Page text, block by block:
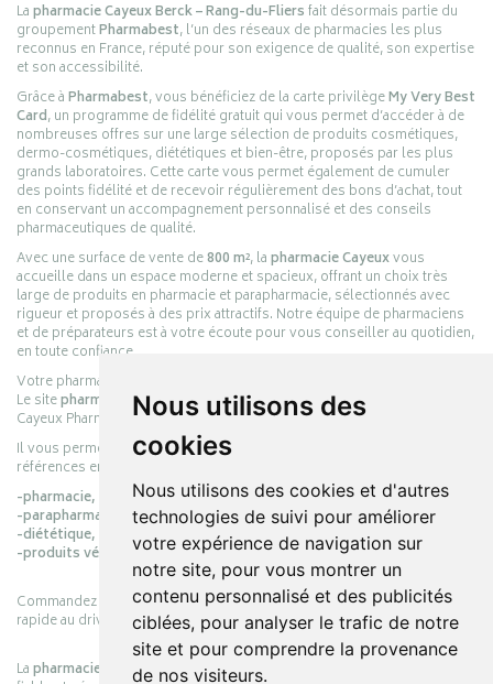
Nous utilisons des
cookies
Nous utilisons des cookies et d'autres
technologies de suivi pour améliorer
votre expérience de navigation sur
notre site, pour vous montrer un
contenu personnalisé et des publicités
ciblées, pour analyser le trafic de notre
site et pour comprendre la provenance
de nos visiteurs.
Lapharmacie Cayeux Berck – Rang-du-Fliersfait désormais partie du
groupementPharmabest, l’un des réseaux de pharmacies les plus
reconnus en France, réputé pour son exigence de qualité, son expertise
et son accessibilité.
Grâce àPharmabest, vous bénéficiez de la carte privilègeMy Very Best
Card, un programme de fidélité gratuit qui vous permet d’accéder à de
nombreuses offres sur une large sélection de produits cosmétiques,
dermo-cosmétiques, diététiques et bien-être, proposés par les plus
grands laboratoires. Cette carte vous permet également de cumuler
des points fidélité et de recevoir régulièrement des bons d’achat, tout
en conservant un accompagnement personnalisé et des conseils
pharmaceutiques de qualité.
Avec une surface de vente de800 m², lapharmacie Cayeuxvous
accueille dans un espace moderne et spacieux, offrant un choix très
large de produits en pharmacie et parapharmacie, sélectionnés avec
rigueur et proposés à des prix attractifs. Notre équipe de pharmaciens
et de préparateurs est à votre écoute pour vous conseiller au quotidien,
en toute confiance.
Votre pharmacie en ligne :
Le sitepharmacie-cayeux.frest le prolongement digital de la pharmacie
Cayeux Pharmabest Berck-sur-Mer – Rang-du-Fliers.
Il vous permet de réaliser vos achats en ligne parmi des milliers de
références en :
-pharmacie,
-parapharmacie,
-diététique,
-produits vétérinaires.
Commandez simplement vos produits en ligne et choisissez le retrait
rapide au drive ou la livraison à domicile, en toute simplicité.
Lapharmacie Cayeuxs’engage à vous offrir une expérience pratique,